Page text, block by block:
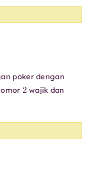
poker dengan
2
wajik dan